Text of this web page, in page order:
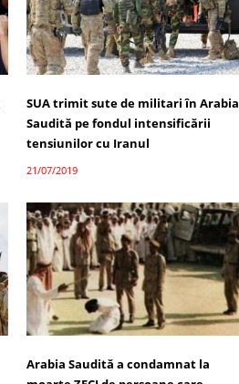
SUA trimit sute de militari în Arabia
Saudită pe fondul intensificării
tensiunilor cu Iranul
21/07/2019
Arabia Saudită a condamnat la